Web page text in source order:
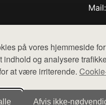
på vores hjemmeside
indhold og analysere
at være irriterende.
Afvis
Mail:
Der sælges ikke varer fra